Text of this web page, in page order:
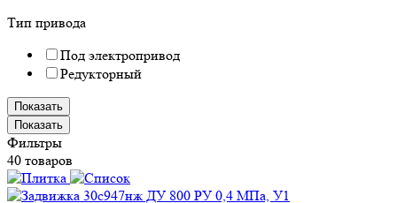
Тип привода
Под электропривод
Редукторный
Показать
Показать
Фильтры
40 товаров